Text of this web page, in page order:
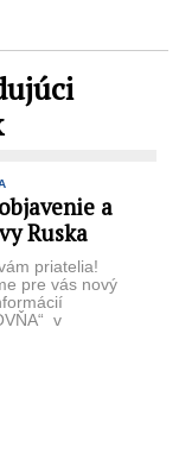
a
Ruska
priatelia!
pre vás nový
v